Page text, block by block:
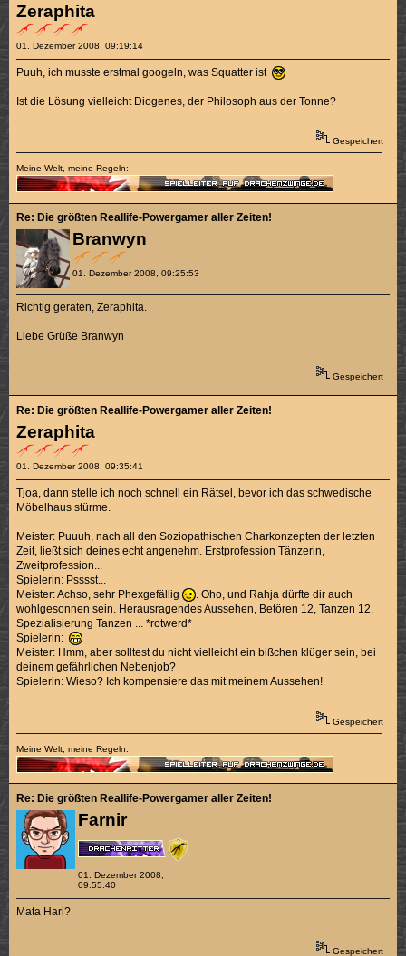
Zeraphita
01. Dezember 2008, 09:19:14
Puuh, ich musste erstmal googeln, was Squatter ist
Ist die Lösung vielleicht Diogenes, der Philosoph aus der Tonne?
Gespeichert
Meine Welt, meine Regeln:
Branwyn
01. Dezember 2008, 09:25:53
Re: Die größten Reallife-Powergamer aller Zeiten!
Richtig geraten, Zeraphita.
Liebe Grüße Branwyn
Gespeichert
Zeraphita
01. Dezember 2008, 09:35:41
Re: Die größten Reallife-Powergamer aller Zeiten!
Tjoa, dann stelle ich noch schnell ein Rätsel, bevor ich das schwedische
Möbelhaus stürme.
Meister: Puuuh, nach all den Soziopathischen Charkonzepten der letzten
Zeit, ließt sich deines echt angenehm. Erstprofession Tänzerin,
Zweitprofession...
Spielerin: Psssst...
Meister: Achso, sehr Phexgefällig
. Oho, und Rahja dürfte dir auch
wohlgesonnen sein. Herausragendes Aussehen, Betören 12, Tanzen 12,
Spezialisierung Tanzen ... *rotwerd*
Spielerin:
Meister: Hmm, aber solltest du nicht vielleicht ein bißchen klüger sein, bei
deinem gefährlichen Nebenjob?
Spielerin: Wieso? Ich kompensiere das mit meinem Aussehen!
Gespeichert
Meine Welt, meine Regeln:
Farnir
01. Dezember 2008,
09:55:40
Re: Die größten Reallife-Powergamer aller Zeiten!
Mata Hari?
Gespeichert